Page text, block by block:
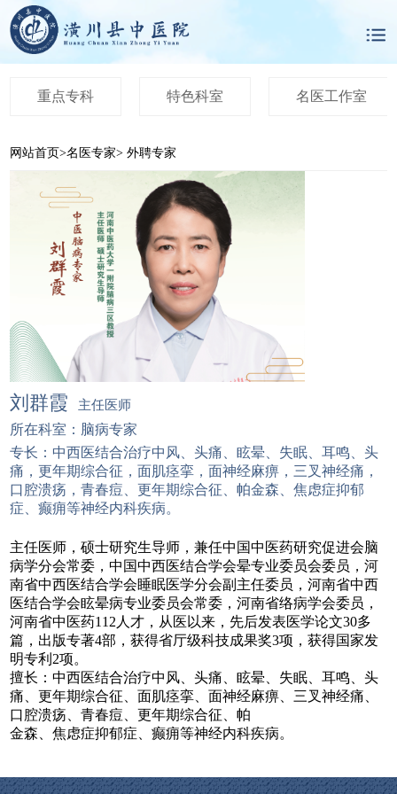
重点专科 特色科室 名医工作室
网站首页>名医专家>外聘专家
刘群霞 主任医师
所在科室：脑病专家
专长：中西医结合治疗中风、头痛、眩晕、失眠、耳鸣、头
痛，更年期综合征，面肌痉挛，面神经麻痹，三叉神经痛，
口腔溃疡，青春痘、更年期综合征、帕金森、焦虑症抑郁
症、癫痈等神经内科疾病。
主任医师，硕士研究生导师，兼任中国中医药研究促进会脑
病学分会常委，中国中西医结合学会晕专业委员会委员，河
南省中西医结合学会睡眠医学分会副主任委员，河南省中西
医结合学会眩晕病专业委员会常委，河南省络病学会委员，
河南省中医药112人才，从医以来，先后发表医学论文30多
篇，出版专著4部，获得省厅级科技成果奖3项，获得国家发
明专利2项。
擅长：中西医结合治疗中风、头痛、眩晕、失眠、耳鸣、头
痛、更年期综合征、面肌痉挛、面神经麻痹、三叉神经痛、
口腔溃疡、青春痘、更年期综合征、帕
金森、焦虑症抑郁症、癫痈等神经内科疾病。